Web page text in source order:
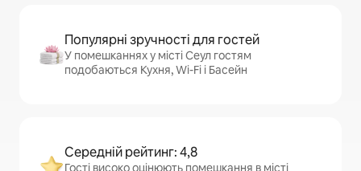
Популярні зручності для гостей
У помешканнях у місті Сеул гостям
подобаються Кухня, Wi-Fi і Басейн
Середній рейтинг: 4,8
Гості високо оцінюють помешкання в місті